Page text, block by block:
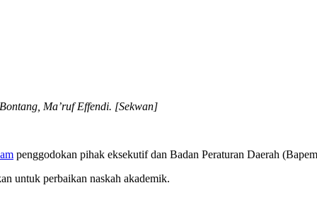
Ma’ruf Effendi. [Sekwan]
penggodokan pihak eksekutif dan Badan Peraturan Daerah
untuk perbaikan naskah akademik.